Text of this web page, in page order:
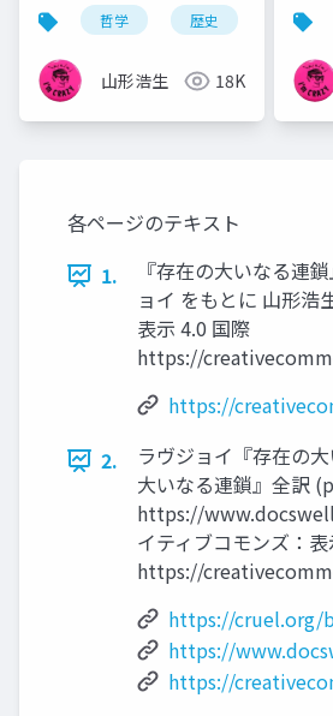
世における充満の原理
と内部紛争
哲学 歴史 観念史
山形浩生 18K
イ
各ページのテキスト
1.
『存在の大いなる連
ョイ をもとに 山形浩
表示 4.0 国際
https://
https://
2.
ラヴジョイ『存在の
大いなる連鎖』全訳
https://
イティブコモンズ：
https://
https://cruel.org/
https://
https://